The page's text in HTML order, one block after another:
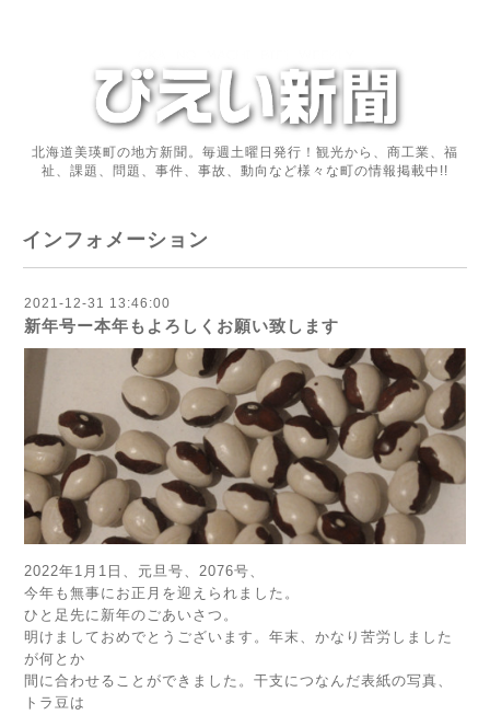
北海道美瑛町の地方新聞。毎週土曜日発行！観光から、商工業、福
祉、課題、問題、事件、事故、動向など様々な町の情報掲載中!!
インフォメーション
2021-12-31 13:46:00
新年号ー本年もよろしくお願い致します
2022年1月1日、元旦号、2076号、
今年も無事にお正月を迎えられました。
ひと足先に新年のごあいさつ。
明けましておめでとうございます。年末、かなり苦労しました
が何とか
間に合わせることができました。干支につなんだ表紙の写真、
トラ豆は